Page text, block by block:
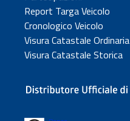
Report Targa Veicolo
Cronologico Veicolo
Visura Catastale Ordinaria
Visura Catastale Storica